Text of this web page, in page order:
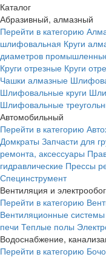
Каталог
Абразивный, алмазный
Перейти в категорию
шлифовальная Круги
диаметров
Круги отрезные Круги
Чашки алмазные
Шлифовальные круги
Шлифовальные
Автомобильный
Перейти в категорию
Домкраты Запчасти для
ремонта, аксессуары
гидравлические Прессы
Специнструмент
Вентиляция и
Перейти в категорию
Вентиляционные системы
печи Теплые полы
Водоснабжение,
Перейти в категорию